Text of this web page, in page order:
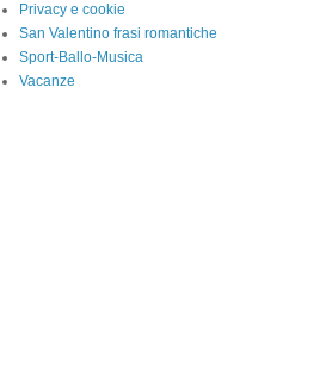
Privacy e cookie
San Valentino frasi romantiche
Sport-Ballo-Musica
Vacanze